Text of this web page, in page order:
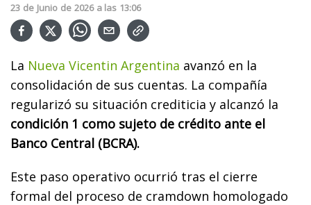
23 de Junio de 2026 a las 13:06
La Nueva Vicentin Argentina avanzó en la
consolidación de sus cuentas. La compañía
regularizó su situación crediticia y alcanzó la
condición 1 como sujeto de crédito ante el
Banco Central (BCRA).
Este paso operativo ocurrió tras el cierre
formal del proceso de cramdown homologado